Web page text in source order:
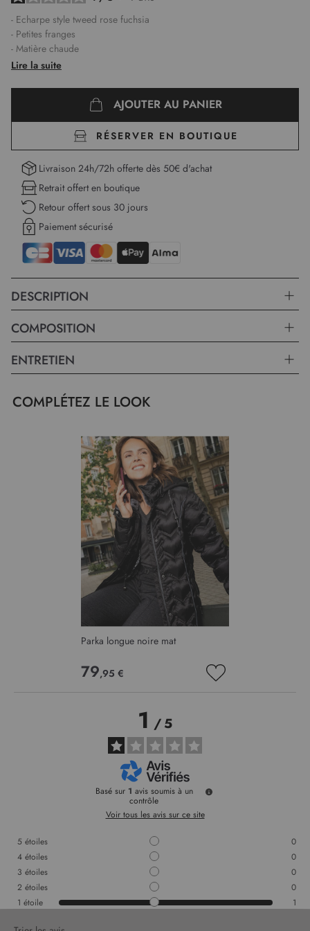
- Echarpe style tweed rose fuchsia
- Petites franges
- Matière chaude
- Format : 192 cm x 58 cm
Lire la suite
AJOUTER AU PANIER
RÉSERVER EN BOUTIQUE
Livraison 24h/72h offerte dès 50€ d'achat
Retrait offert en boutique
Retour offert sous 30 jours
Paiement sécurisé
DESCRIPTION
COMPOSITION
ENTRETIEN
COMPLÉTEZ LE LOOK
Parka longue noire mat
79,95 €
1/5
Basé sur 1 avis soumis à un
contrôle
Voir tous les avis sur ce site
5 étoiles
0
4 étoiles
0
3 étoiles
0
2 étoiles
0
1 étoile 1